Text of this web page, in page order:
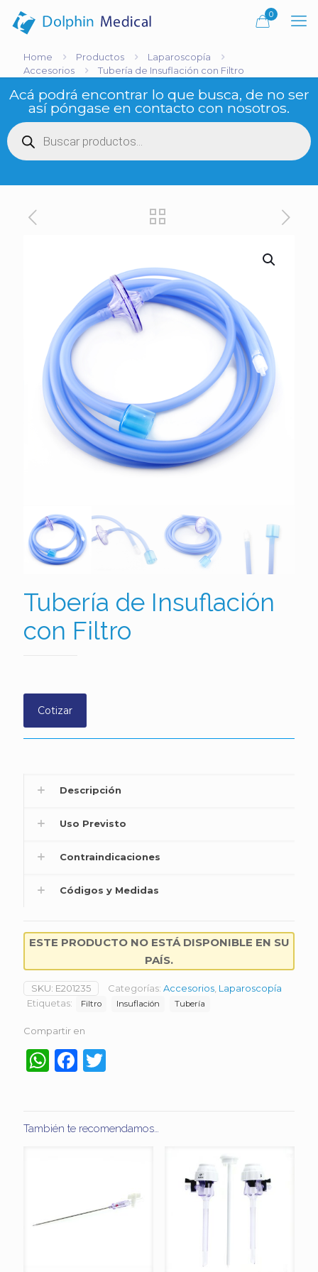
0
Home Productos
Laparoscopía
Accesorios
Tubería de Insuflación con Filtro
Acá podrá encontrar lo que busca, de no ser
así póngase en contacto con nosotros.
Búsqueda
de
productos
Tubería de Insuflación
con Filtro
Cotizar
Descripción
Uso Previsto
Contraindicaciones
Códigos y Medidas
ESTE PRODUCTO NO ESTÁ DISPONIBLE EN SU
PAÍS.
SKU: E201235 Categorías: Accesorios Laparoscopía
Etiquetas:
Filtro Insuflación Tubería
Compartir en
WhatsApp
Facebook
También te recomendamos…